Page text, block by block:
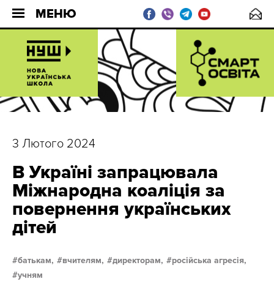
МЕНЮ
3 Лютого 2024
В Україні запрацювала
Міжнародна коаліція за
повернення українських
дітей
батькам, вчителям, директорам,
російська агресія,
учням